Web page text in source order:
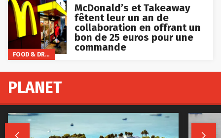
FOOD & DRINKS
McDonald’s et Takeaway
fêtent leur un an de
collaboration en offrant un
bon de 25 euros pour une
commande
PLANET